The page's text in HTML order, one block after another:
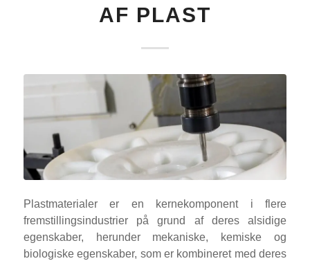
AF PLAST
Plastmaterialer er en kernekomponent i flere
fremstillingsindustrier på grund af deres alsidige
egenskaber, herunder mekaniske, kemiske og
biologiske egenskaber, som er kombineret med deres